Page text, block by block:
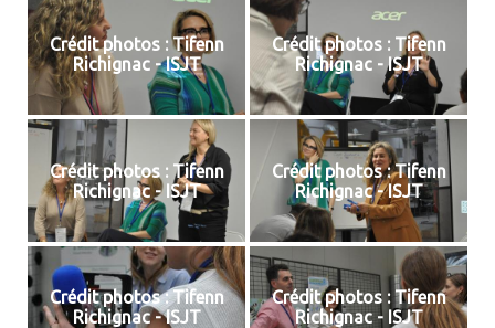
Crédit photos : Tifenn
Richignac - ISJT
Crédit photos : Tifenn
Richignac - ISJT
Crédit photos : Tifenn
Richignac - ISJT
Crédit photos : Tifenn
Richignac - ISJT
Crédit photos : Tifenn
Richignac - ISJT
Crédit photos : Tifenn
Richignac - ISJT